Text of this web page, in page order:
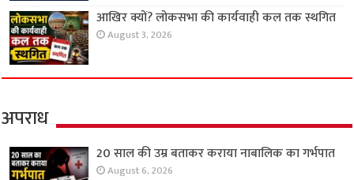
आखिर क्यों? लोकसभा की कार्यवाही कल तक स्थगित
August 3, 2026
अपराध
20 साल की उम्र बताकर कराया नाबालिक का गर्भपात
August 6, 2026